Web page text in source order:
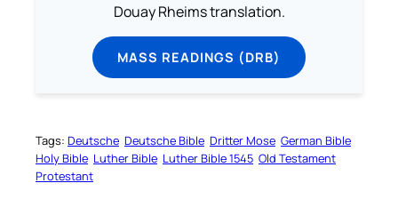
Douay Rheims translation.
MASS READINGS (DRB)
Tags: Deutsche Deutsche Bible Dritter Mose German Bible
Holy Bible Luther Bible Luther Bible 1545 Old Testament
Protestant